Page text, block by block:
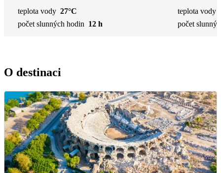
teplota vody 27°C
počet slunných hodin 12 h
teplota vody
počet
O destinaci